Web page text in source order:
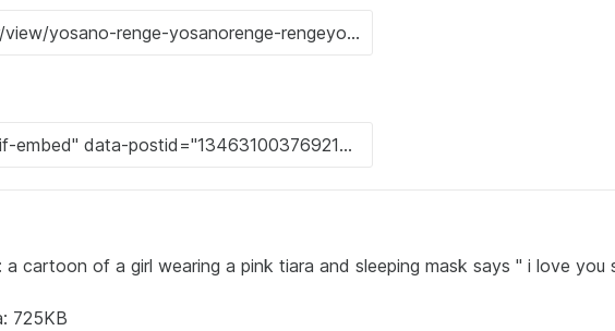
a cartoon of a girl wearing a pink tiara and sleeping mask says " i love you
725KB